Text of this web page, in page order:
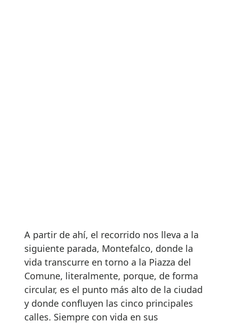
A partir de ahí, el recorrido nos lleva a la
siguiente parada, Montefalco, donde la
vida transcurre en torno a la Piazza del
Comune, literalmente, porque, de forma
circular, es el punto más alto de la ciudad
y donde confluyen las cinco principales
calles. Siempre con vida en sus